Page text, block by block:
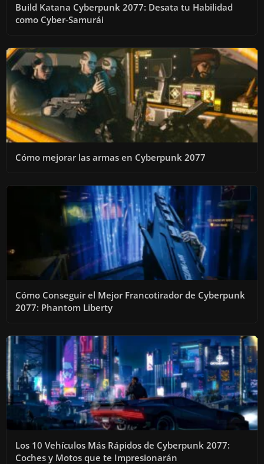
Build Katana Cyberpunk 2077: Desata tu Habilidad
como Cyber-Samurái
Cómo mejorar las armas en Cyberpunk 2077
Cómo Conseguir el Mejor Francotirador de Cyberpunk
2077: Phantom Liberty
Los 10 Vehículos Más Rápidos de Cyberpunk 2077:
Coches y Motos que te Impresionarán